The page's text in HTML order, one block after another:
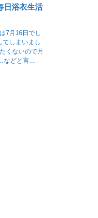
日浴衣生活
7月16日でし
てしまいまし
くないので月
どと言...